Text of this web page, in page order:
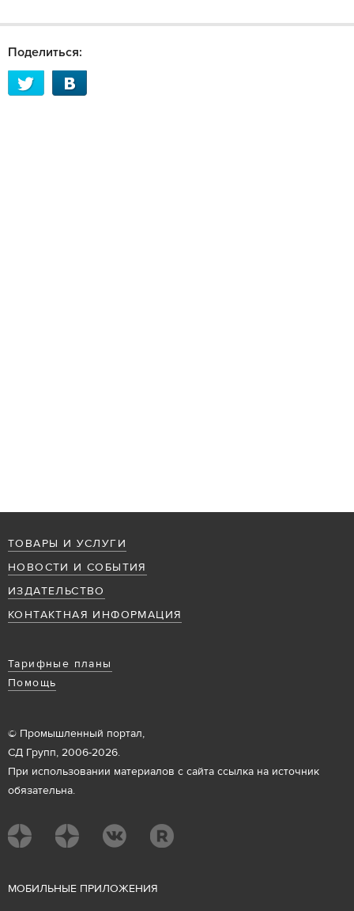
Поделиться:
ТОВАРЫ И УСЛУГИ
НОВОСТИ И СОБЫТИЯ
ИЗДАТЕЛЬСТВО
КОНТАКТНАЯ ИНФОРМАЦИЯ
Тарифные планы
Помощь
© Промышленный портал,
СД Групп, 2006-2026.
При использовании материалов с сайта ссылка на источник
обязательна.
МОБИЛЬНЫЕ ПРИЛОЖЕНИЯ